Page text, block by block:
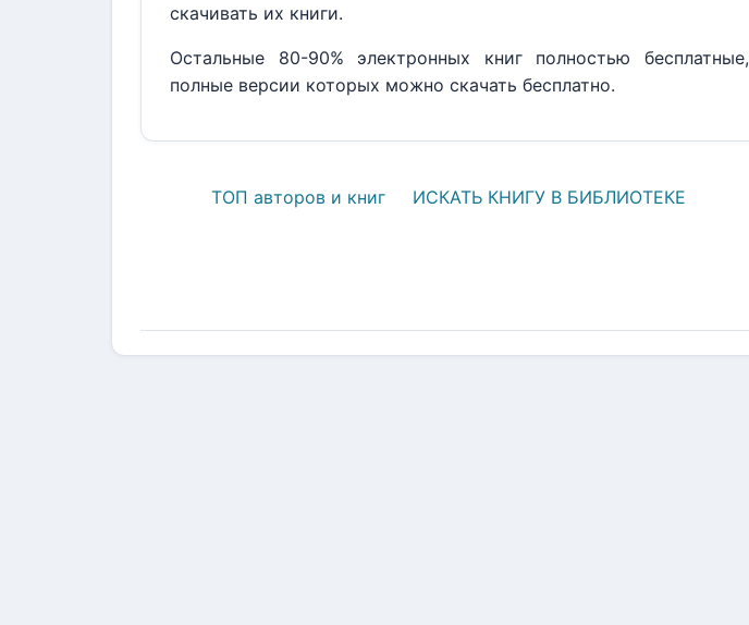
скачивать их книги.
Остальные 80-90% электронных книг полностью бесплатные,
полные версии которых можно скачать бесплатно.
ТОП авторов и книг ИСКАТЬ КНИГУ В БИБЛИОТЕКЕ